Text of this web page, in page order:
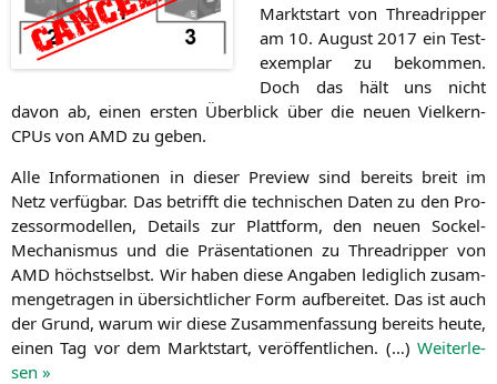
Markt­start von Thre­ad­rip­per
am 10. August 2017 ein Test­
ex­em­plar zu bekom­men.
Doch das hält uns nicht
davon ab, einen ers­ten Über­blick über die neu­en Viel­kern-
CPUs von AMD zu geben.
Alle Infor­ma­tio­nen in die­ser Pre­view sind bereits breit im
Netz ver­füg­bar. Das betrifft die tech­ni­schen Daten zu den Pro­
zes­sor­mo­del­len, Details zur Platt­form, den neu­en Sockel-
Mecha­nis­mus und die Prä­sen­ta­tio­nen zu Thre­ad­rip­per von
AMD höchst­selbst. Wir haben die­se Anga­ben ledig­lich zusam­
men­ge­tra­gen in über­sicht­li­cher Form auf­be­rei­tet. Das ist auch
der Grund, war­um wir die­se Zusam­men­fas­sung bereits heu­te,
einen Tag vor dem Markt­start, ver­öf­fent­li­chen. (…) Wei­ter­le­
sen »